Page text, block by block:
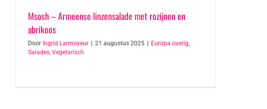
Msosh – Armeense linzensalade met rozijnen en
abrikoos
Door Ingrid Larmoyeur 21 augustus 2025 Europa overig,
Salades, Vegetarisch